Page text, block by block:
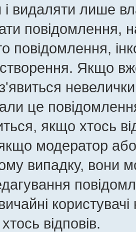
і видаляти лише
повідомлення,
повідомлення,
Якщо
це
якщо хтось
модератор
випадку, вони
відповів.